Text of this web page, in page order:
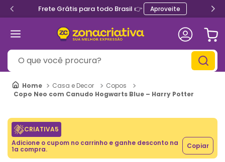
Frete Grátis para todo Brasil 👉 Aproveite
O que você procura?
Casa e Decor
Copos
Copo Neo com Canudo Hogwarts Blue – Harry Potter
CRIATIVA5
Adicione o cupom no carrinho e ganhe desconto na
1a compra. Copiar